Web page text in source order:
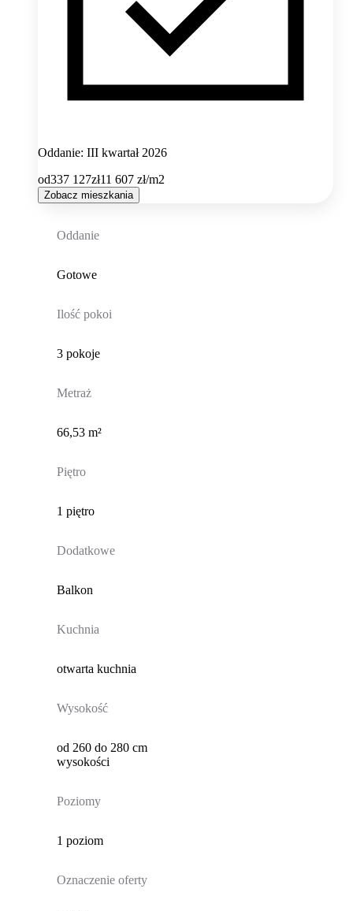
Oddanie: III kwartał 2026
od337 127zł11 607 zł/m2
Zobacz mieszkania
Oddanie
Gotowe
Ilość pokoi
3 pokoje
Metraż
66,53 m²
Piętro
1 piętro
Dodatkowe
Balkon
Kuchnia
otwarta kuchnia
Wysokość
od 260 do 280 cm
wysokości
Poziomy
1 poziom
Oznaczenie oferty